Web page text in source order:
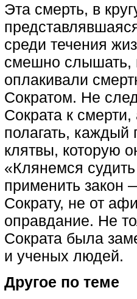
Эта смерть, в
среди течения
смешно слышать,
оплакивали
Сократом. Не
Сократа к
полагать, каждый
клятвы, которую
«Клянемся
применить закон
Сократу, не от
оправдание. Не
Сократа была
и ученых людей.
Другое по теме